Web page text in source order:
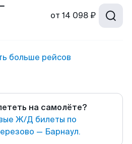
от 14 098 ₽
больше рейсов
на самолёте?
Ж/Д билеты по
— Барнаул.